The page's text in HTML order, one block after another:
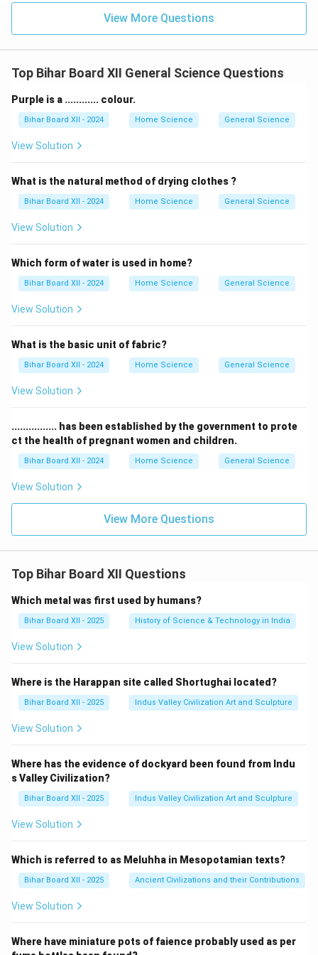
View More Questions
Top Bihar Board XII General Science Questions
Purple is a ............ colour.
Bihar Board XII - 2024 Home Science General Science
View Solution
What is the natural method of drying clothes ?
Bihar Board XII - 2024 Home Science General Science
View Solution
Which form of water is used in home?
Bihar Board XII - 2024 Home Science General Science
View Solution
What is the basic unit of fabric?
Bihar Board XII - 2024 Home Science General Science
View Solution
................ has been established by the government to prote
ct the health of pregnant women and children.
Bihar Board XII - 2024 Home Science General Science
View Solution
View More Questions
Top Bihar Board XII Questions
Which metal was first used by humans?
Bihar Board XII - 2025 History of Science & Technology in India
View Solution
Where is the Harappan site called Shortughai located?
Bihar Board XII - 2025 Indus Valley Civilization Art and Sculpture
View Solution
Where has the evidence of dockyard been found from Indu
s Valley Civilization?
Bihar Board XII - 2025 Indus Valley Civilization Art and Sculpture
View Solution
Which is referred to as Meluhha in Mesopotamian texts?
Bihar Board XII - 2025 Ancient Civilizations and their Contributions
View Solution
Where have miniature pots of faience probably used as per